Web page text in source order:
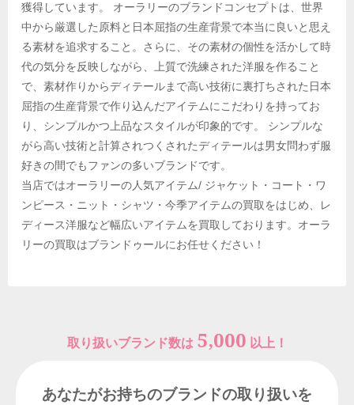
獲得しています。 オーラリーのブランドコンセプトは、世界
中から厳選した原料と日本屈指の生産背景で本当に良いと思え
る素材を追求すること。さらに、その素材の個性を活かして時
代の気分を反映しながら、上質で洗練された洋服を作ること
で、素材作りからディテールまで高い技術に裏打ちされた日本
屈指の生産背景で作り込んだアイテムにこだわりを持ってお
り、シンプルかつ上品なスタイルが印象的です。 シンプルな
がら高い技術と計算されつくされたディテールは男女問わず服
好きの間でもファンの多いブランドです。
当店ではオーラリーの人気アイテム/ ジャケット・コート・ワ
ンピース・ニット・シャツ・今季アイテムの買取をはじめ、レ
ディース洋服など幅広いアイテムを買取しております。オーラ
リーの買取はブランドゥールにお任せください！
取り扱いブランド数は 5,000 以上！
あなたがお持ちのブランドの取り扱いを